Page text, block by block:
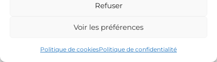
Refuser
Voir les préférences
Politique de cookiesPolitique de confidentialité